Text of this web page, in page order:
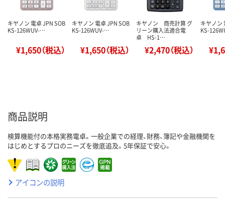
キヤノン 電卓 JPN SOB
KS-126WUV-…
¥1,650（税込）
キヤノン 電卓 JPN SOB
KS-126WUV-…
¥1,650（税込）
キヤノン 商売計算 グ
リーン購入法適合電
卓 HS-1…
¥2,470（税込）
キヤノン
KS-
商品説明
検算機能付の本格実務電卓。一般企業での経理、財務、簿記や金融機関を
はじめとするプロのニーズを徹底追及。5年保証で安心。
アイコンの説明